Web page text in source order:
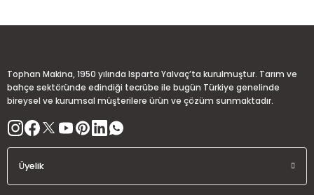
Bu ürüne benzer farklı alternatifler olmalı.
Tophan Makina, 1950 yılında Isparta Yalvaç’ta kurulmuştur. Tarım ve
bahçe sektöründe edindiği tecrübe ile bugün Türkiye genelinde
bireysel ve kurumsal müşterilere ürün ve çözüm sunmaktadır.
Üyelik